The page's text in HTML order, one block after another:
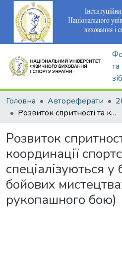
та
Головна Автореферати
Розвиток спритності та координації спортсменів, які спеціалізуються у боротьбі та бойових мистецтвах (на матеріалі рукопашного бою)
Розвиток
координації
спеціалізуються у
бойових
рукопашного бою)